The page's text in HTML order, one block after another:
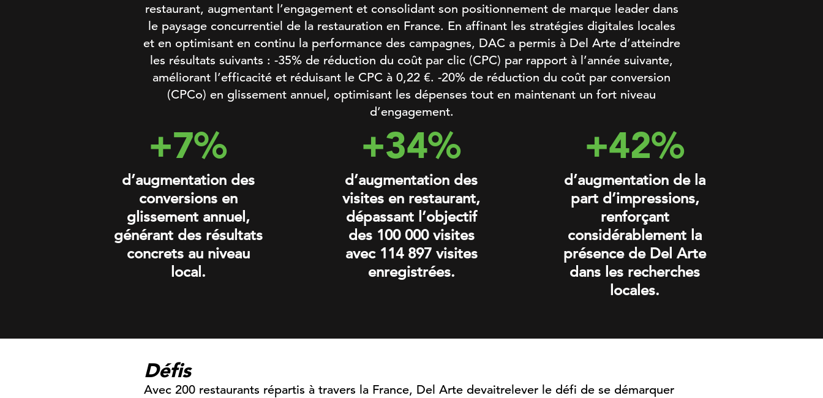
restaurant, augmentant l’engagement et consolidant son positionnement de marque leader dans
le paysage concurrentiel de la restauration en France. En affinant les stratégies digitales locales
et en optimisant en continu la performance des campagnes, DAC a permis à Del Arte d’atteindre
les résultats suivants : -35% de réduction du coût par clic (CPC) par rapport à l’année suivante,
améliorant l’efficacité et réduisant le CPC à 0,22 €. -20% de réduction du coût par conversion
(CPCo) en glissement annuel, optimisant les dépenses tout en maintenant un fort niveau
d’engagement.
+7%
d’augmentation des
conversions en
glissement annuel,
générant des résultats
concrets au niveau
local.
+34%
d’augmentation des
visites en restaurant,
dépassant l’objectif
des 100 000 visites
avec 114 897 visites
enregistrées.
+42%
d’augmentation de la
part d’impressions,
renforçant
considérablement la
présence de Del Arte
dans les recherches
locales.
Défis
Avec 200 restaurants répartis à travers la France, Del Arte devaitreleverle défi de se démarquer